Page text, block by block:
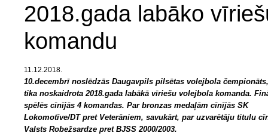
2018.gada labāko
komandu
11.12.2018.
10.decembrī noslēdzās Daugavpils pilsētas volejbola
tika noskaidrota 2018.gada labākā vīriešu volejbola komanda.
spēlēs cīnījās 4 komandas. Par bronzas medaļām cīnījās SK
Lokomotīve/DT pret Veterāniem, savukārt, par uzvarētāju titulu
Valsts Robežsardze pret BJSS 2000/2003.